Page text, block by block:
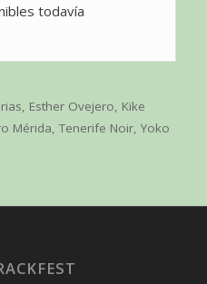
todavía
Esther Ovejero Kike
Mérida Tenerife Noir, Yoko